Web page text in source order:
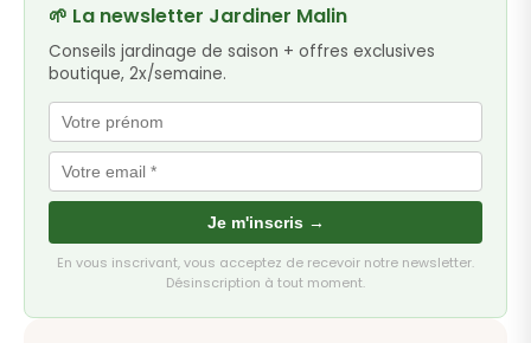
🌱 La newsletter Jardiner Malin
Conseils jardinage de saison + offres exclusives
boutique, 2x/semaine.
Je m'inscris →
En vous inscrivant, vous acceptez de recevoir notre newsletter.
Désinscription à tout moment.